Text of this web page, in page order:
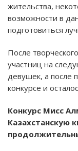
жительства,
возможности в
подготовиться
После
участниц на
девушек, а после
конкурсе и
Конкурс Мисс
Казахстанскую